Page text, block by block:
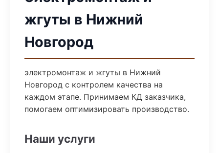
жгуты в Нижний
Новгород
электромонтаж и жгуты в Нижний
Новгород с контролем качества на
каждом этапе. Принимаем КД заказчика,
помогаем оптимизировать производство.
Наши услуги